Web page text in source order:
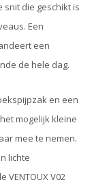
die geschikt is
Een
een
de hele dag.
en een
mogelijk kleine
mee te nemen.
lichte
V02